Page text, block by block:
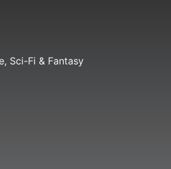
Sci-Fi & Fantasy